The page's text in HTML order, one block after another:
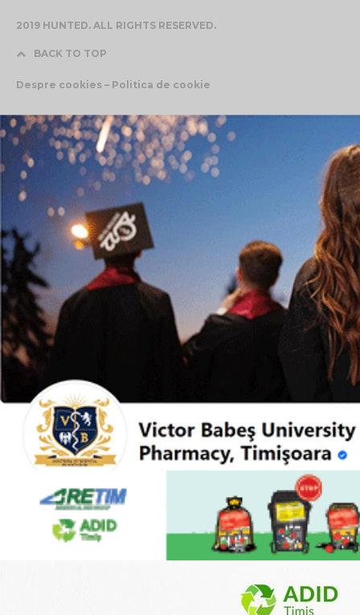
2019 HUNTED. ALL RIGHTS RESERVED.
BACK TO TOP
Despre cookies – Politica de cookie